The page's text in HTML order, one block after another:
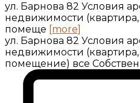
ул. Барнова 82 Условия
недвижимости
помеще [more]
ул. Барнова 82 Условия
недвижимости
помещение) все